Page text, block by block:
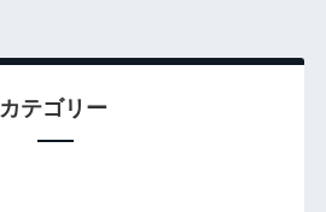
カテゴリー